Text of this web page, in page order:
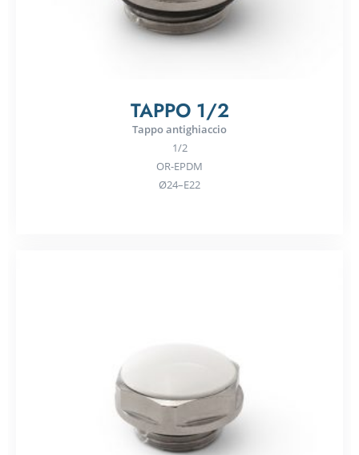
TAPPO 1/2
Tappo antighiaccio
1/2
OR-EPDM
Ø24–E22